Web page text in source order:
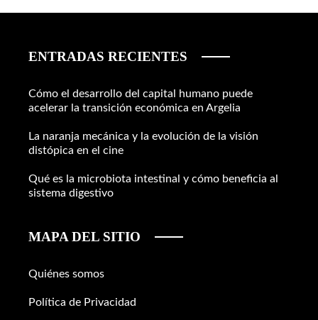
ENTRADAS RECIENTES
Cómo el desarrollo del capital humano puede
acelerar la transición económica en Argelia
La naranja mecánica y la evolución de la visión
distópica en el cine
Qué es la microbiota intestinal y cómo beneficia al
sistema digestivo
MAPA DEL SITIO
Quiénes somos
Política de Privacidad